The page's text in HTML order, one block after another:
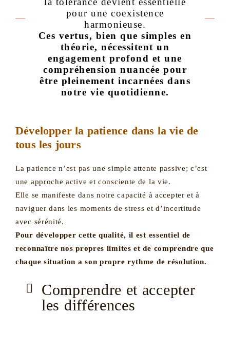
pour une coexistence
harmonieuse.
Ces vertus, bien que simples en
théorie, nécessitent un
engagement profond et une
compréhension nuancée pour
être pleinement incarnées dans
notre vie quotidienne.
Développer la patience dans la vie de
tous les jours
La patience n’est pas une simple attente passive; c’est
une approche active et consciente de la vie.
Elle se manifeste dans notre capacité à accepter et à
naviguer dans les moments de stress et d’incertitude
avec sérénité.
Pour développer cette qualité, il est essentiel de
reconnaître nos propres limites et de comprendre que
chaque situation a son propre rythme de résolution.
Comprendre et accepter
les différences